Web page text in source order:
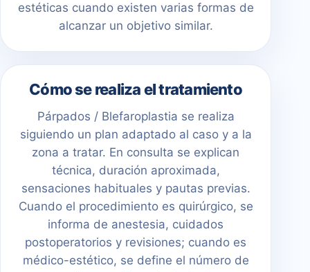
estéticas cuando existen varias formas de
alcanzar un objetivo similar.
Cómo se realiza el tratamiento
Párpados / Blefaroplastia se realiza
siguiendo un plan adaptado al caso y a la
zona a tratar. En consulta se explican
técnica, duración aproximada,
sensaciones habituales y pautas previas.
Cuando el procedimiento es quirúrgico, se
informa de anestesia, cuidados
postoperatorios y revisiones; cuando es
médico-estético, se define el número de